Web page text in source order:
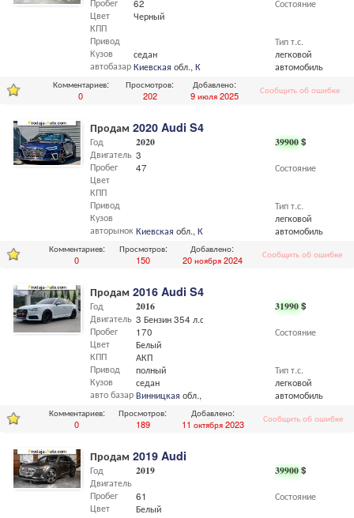
Состояние
Тип т.с.
легковой
автомобиль
Пробег
Цвет
КПП
Привод
Кузов
автобазар
62
Черный
седан
Киевская обл.,Киев
Комментариев:
0
Просмотров:
202
Добавлено:
9 июля 2025
Сообщить об ошибке
Продам 2020 Audi S4
39900$
Состояние
Тип т.с.
легковой
автомобиль
Год
Двигатель
Пробег
Цвет
КПП
Привод
Кузов
авторынок
2020
3
47
Киевская обл.,Киев
Комментариев:
0
Просмотров:
150
Добавлено:
20 ноября 2024
Сообщить об ошибке
Продам 2016 Audi S4
31990$
Состояние
Тип т.с.
легковой
автомобиль
Год
Двигатель
Пробег
Цвет
КПП
Привод
Кузов
авто базар
2016
3 Бензин 354 л.с
170
Белый
АКП
полный
седан
Винницкая обл.,
Комментариев:
0
Просмотров:
189
Добавлено:
11 октября 2023
Сообщить об ошибке
Продам 2019 Audi
39900$
Состояние
Год
Двигатель
Пробег
Цвет
2019
61
Белый